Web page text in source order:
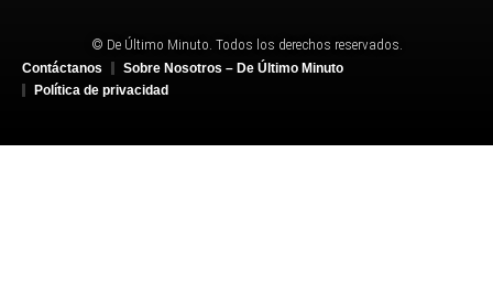
© De Último Minuto. Todos los derechos reservados.
Contáctanos
Sobre Nosotros – De Último Minuto
Política de privacidad